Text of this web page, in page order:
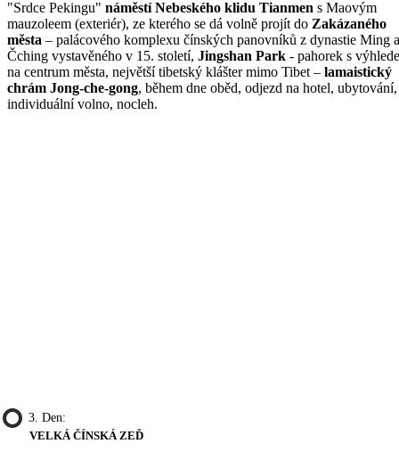
"Srdce Pekingu" náměstí Nebeského klidu Tianmen s Maovým
mauzoleem (exteriér), ze kterého se dá volně projít do Zakázaného
města – palácového komplexu čínských panovníků z dynastie Ming a
Čching vystavěného v 15. století, Jingshan Park - pahorek s
na centrum města, největší tibetský klášter mimo Tibet – lamaistický
chrám Jong-che-gong, během dne oběd, odjezd na hotel, ubytování,
individuální volno, nocleh.
3. Den:
VELKÁ ČÍNSKÁ ZEĎ